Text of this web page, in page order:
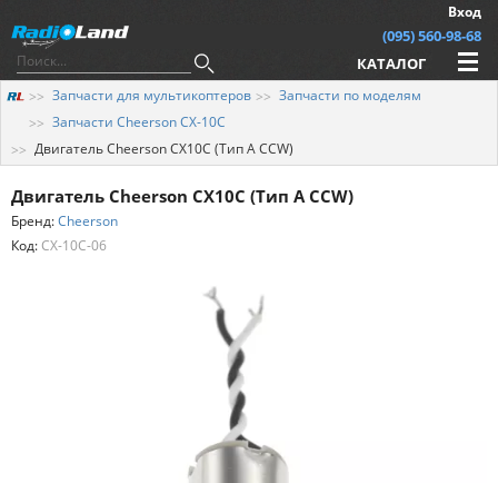
Вход
(095) 560-98-68
КАТАЛОГ
Запчасти для мультикоптеров
Запчасти по моделям
Запчасти Cheerson CX-10C
Двигатель Cheerson CX10C (Тип A CCW)
Двигатель Cheerson CX10C (Тип A CCW)
Бренд:Cheerson
Код:CX-10C-06